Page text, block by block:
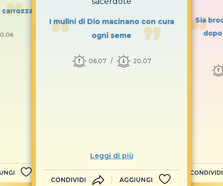
carrozza
I mulini di Dio macinano con cura
ogni seme
06.07 20.07
Leggi di più
CONDIVIDI AGGIUNGI
Sia
dopo
CONDIVIDI